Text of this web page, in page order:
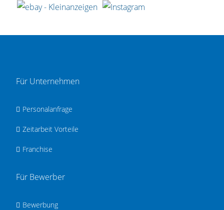
Für Unternehmen
Personalanfrage
Zeitarbeit Vorteile
Franchise
Für Bewerber
Bewerbung